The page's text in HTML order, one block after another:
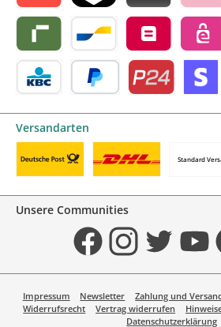
Satispay by mollieTWINT by mollieBlik by mollieKlarna
Riverty by mollieBancontact by mollie
Belfius by mollie
eps by
Versandarten
Standard
Unsere Communities
FacebookInstagramTwitter YouTube
Impressum Newsletter Zahlung und
Widerrufsrecht
Vertrag widerrufen
Datenschutzerklärung